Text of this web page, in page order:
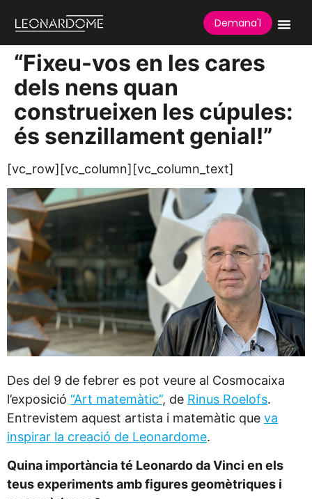
Demana'l
“Fixeu-vos en les cares
dels nens quan
construeixen les cúpules:
és senzillament genial!”
[vc_row][vc_column][vc_column_text]
Des del 9 de febrer es pot veure al Cosmocaixa
l’exposició “Art matemàtic”, de Rinus Roelofs.
Entrevistem aquest artista i matemàtic que va
inspirar la creació de Leonardome.
Quina importància té Leonardo da Vinci en els
teus experiments amb figures geomètriques i